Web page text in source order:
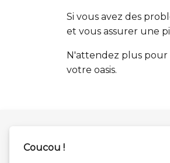
Si vous avez des
et vous assurer une
N'attendez plus
votre oasis.
Coucou !